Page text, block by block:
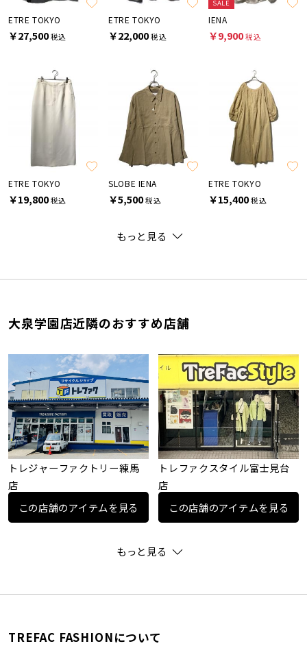
ETRE TOKYO
￥27,500税込
ETRE TOKYO
￥22,000税込
SALE
IENA
￥9,900税込
ETRE TOKYO
￥19,800税込
SLOBE IENA
￥5,500税込
ETRE TOKYO
￥15,400税込
もっと見る
大泉学園店近隣のおすすめ店舗
トレジャーファクトリー練馬
店
この店舗のアイテムを見る
トレファクスタイル富士見台
店
この店舗のアイテムを見る
もっと見る
TREFAC FASHIONについて